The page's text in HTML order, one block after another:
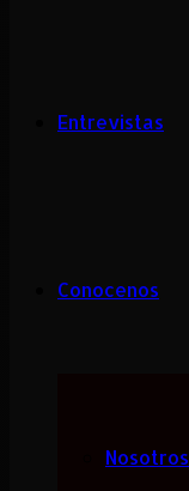
Entrevistas
Conocenos
Nosotros